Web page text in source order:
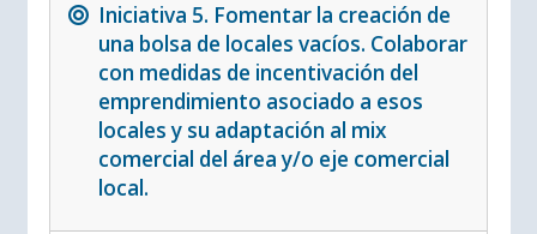
Iniciativa 5. Fomentar la creación de
una bolsa de locales vacíos. Colaborar
con medidas de incentivación del
emprendimiento asociado a esos
locales y su adaptación al mix
comercial del área y/o eje comercial
local.